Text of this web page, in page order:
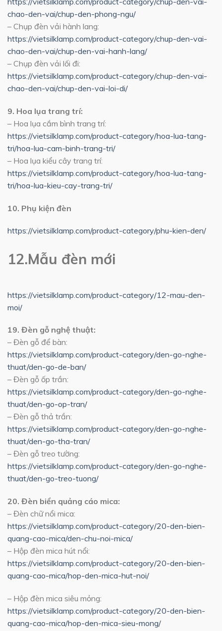
chao-den-vai/chup-den-phong-ngu/
– Chụp đèn vải hành lang:
https://vietsilklamp.com/product-category/chup-den-vai-
chao-den-vai/chup-den-vai-hanh-lang/
– Chụp đèn vải lối đi:
https://vietsilklamp.com/product-category/chup-den-vai-
chao-den-vai/chup-den-vai-loi-di/
9. Hoa lụa trang trí:
– Hoa lụa cắm bình trang trí:
https://vietsilklamp.com/product-category/hoa-lua-tang-
tri/hoa-lua-cam-binh-trang-tri/
– Hoa lụa kiểu cây trang trí:
https://vietsilklamp.com/product-category/hoa-lua-tang-
tri/hoa-lua-kieu-cay-trang-tri/
10. Phụ kiện đèn
https://vietsilklamp.com/product-category/phu-kien-den/
12.Mẫu đèn mới
https://vietsilklamp.com/product-category/12-mau-den-
moi/
19. Đèn gỗ nghệ thuật:
– Đèn gỗ để bàn:
https://vietsilklamp.com/product-category/den-go-nghe-
thuat/den-go-de-ban/
– Đèn gỗ ốp trần:
https://vietsilklamp.com/product-category/den-go-nghe-
thuat/den-go-op-tran/
– Đèn gỗ thả trần:
https://vietsilklamp.com/product-category/den-go-nghe-
thuat/den-go-tha-tran/
– Đèn gỗ treo tường:
https://vietsilklamp.com/product-category/den-go-nghe-
thuat/den-go-treo-tuong/
20. Đèn biển quảng cáo mica:
– Đèn chữ nổi mica:
https://vietsilklamp.com/product-category/20-den-bien-
quang-cao-mica/den-chu-noi-mica/
– Hộp đèn mica hút nổi:
https://vietsilklamp.com/product-category/20-den-bien-
quang-cao-mica/hop-den-mica-hut-noi/
– Hộp đèn mica siêu mỏng:
https://vietsilklamp.com/product-category/20-den-bien-
quang-cao-mica/hop-den-mica-sieu-mong/